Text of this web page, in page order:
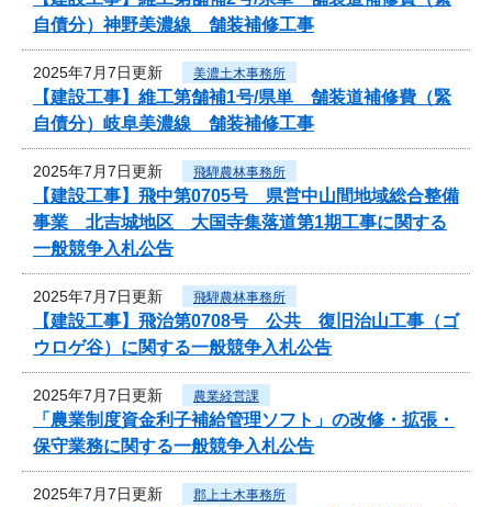
自債分）神野美濃線 舗装補修工事
2025年7月7日更新 美濃土木事務所
【建設工事】維工第舗補1号/県単 舗装道補修費（緊
自債分）岐阜美濃線 舗装補修工事
2025年7月7日更新 飛騨農林事務所
【建設工事】飛中第0705号 県営中山間地域総合整備
事業 北吉城地区 大国寺集落道第1期工事に関する
一般競争入札公告
2025年7月7日更新 飛騨農林事務所
【建設工事】飛治第0708号 公共 復旧治山工事（ゴ
ウロゲ谷）に関する一般競争入札公告
2025年7月7日更新 農業経営課
「農業制度資金利子補給管理ソフト」の改修・拡張・
保守業務に関する一般競争入札公告
2025年7月7日更新 郡上土木事務所